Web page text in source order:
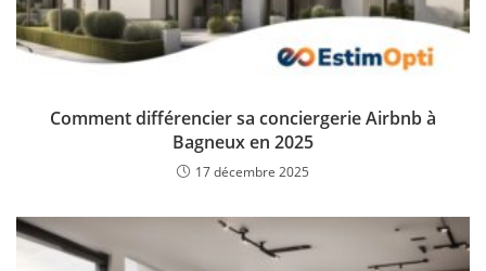
Comment différencier sa conciergerie Airbnb à
Bagneux en 2025
17 décembre 2025